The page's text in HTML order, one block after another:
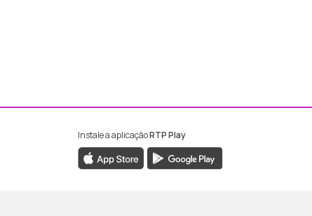
da RTP Madeira
da RTP Madeira
Instale a aplicaçãoRTP Play